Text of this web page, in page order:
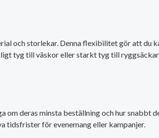
och storlekar. Denna flexibilitet gör att du
tyg till väskor eller starkt tyg till
om deras minsta beställning och hur snabbt
tidsfrister för evenemang eller kampanjer.